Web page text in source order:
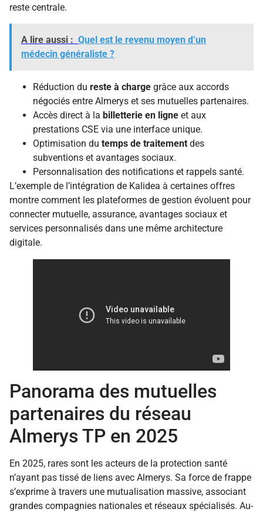
reste centrale.
A lire aussi : Quel est le revenu moyen d’un
médecin généraliste ?
Réduction du reste à charge grâce aux accords
négociés entre Almerys et ses mutuelles partenaires.
Accès direct à la billetterie en ligne et aux
prestations CSE via une interface unique.
Optimisation du temps de traitement des
subventions et avantages sociaux.
Personnalisation des notifications et rappels santé.
L’exemple de l’intégration de Kalidea à certaines offres
montre comment les plateformes de gestion évoluent pour
connecter mutuelle, assurance, avantages sociaux et
services personnalisés dans une même architecture
digitale.
Panorama des mutuelles
partenaires du réseau
Almerys TP en 2025
En 2025, rares sont les acteurs de la protection santé
n’ayant pas tissé de liens avec Almerys. Sa force de frappe
s’exprime à travers une mutualisation massive, associant
grandes compagnies nationales et réseaux spécialisés. Au-